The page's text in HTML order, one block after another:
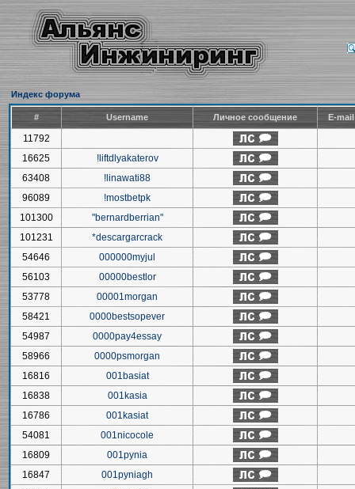
Индекс форума
# Username Личное сообщение E-
11792
16625
!liftdlyakaterov
63408
!linawati88
96089
!mostbetpk
101300
"bernardberrian"
101231
*descargarcrack
54646
000000myjul
56103
00000bestlor
53778
00001morgan
58421
0000bestsopever
54987
0000pay4essay
58966
0000psmorgan
16816
001basiat
16838
001kasia
16786
001kasiat
54081
001nicocole
16809
001pynia
16847
001pyniagh